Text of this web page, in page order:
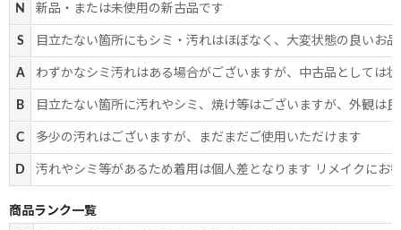
N 新品・または未使用の新古品です
S 目立たない箇所にもシミ・汚れはほぼなく、大変状態の良いお
A わずかなシミ汚れはある場合がございますが、中古品としては
B 目立たない箇所に汚れやシミ、焼け等はございますが、外観は
C 多少の汚れはございますが、まだまだご使用いただけます
D 汚れやシミ等があるため着用は個人差となります リメイクにお
商品ランク一覧